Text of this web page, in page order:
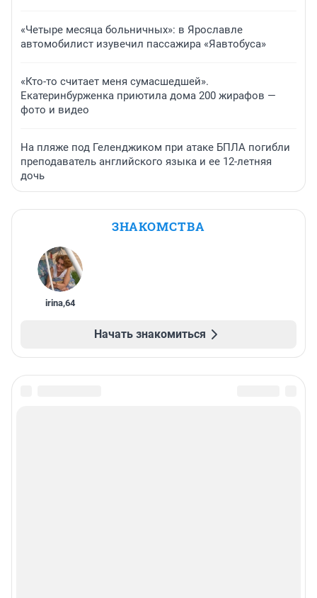
«Четыре месяца больничных»: в Ярославле
автомобилист изувечил пассажира «Яавтобуса»
«Кто-то считает меня сумасшедшей».
Екатеринбурженка приютила дома 200 жирафов —
фото и видео
На пляже под Геленджиком при атаке БПЛА погибли
преподаватель английского языка и ее 12-летняя
дочь
ЗНАКОМСТВА
irina,64
Начать знакомиться